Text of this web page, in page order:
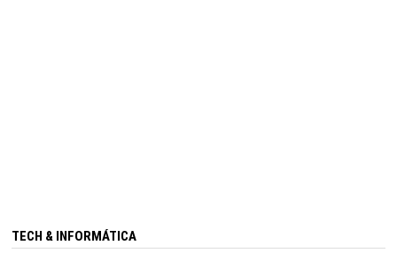
TECH & INFORMÁTICA